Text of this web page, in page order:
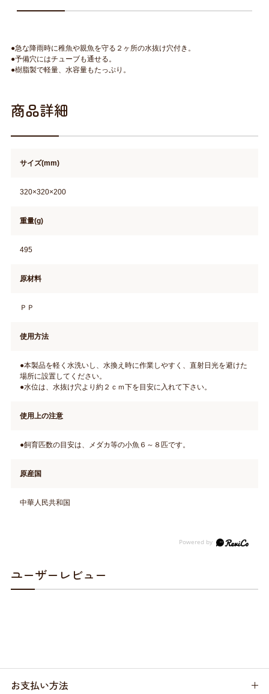
●急な降雨時に稚魚や親魚を守る２ヶ所の水抜け穴付き。
●予備穴にはチューブも通せる。
●樹脂製で軽量、水容量もたっぷり。
商品詳細
サイズ(mm)
320×320×200
重量(g)
495
原材料
ＰＰ
使用方法
●本製品を軽く水洗いし、水換え時に作業しやすく、直射日光を避けた
場所に設置してください。
●水位は、水抜け穴より約２ｃｍ下を目安に入れて下さい。
使用上の注意
●飼育匹数の目安は、メダカ等の小魚６～８匹です。
原産国
中華人民共和国
ユーザーレビュー
お支払い方法